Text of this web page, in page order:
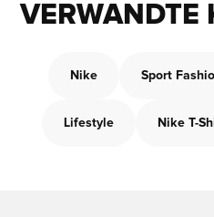
VERWANDTE
Nike Sport
Lifestyle Nike T-